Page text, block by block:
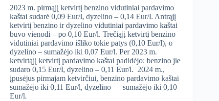
2023 m. pirmąjį ketvirtį benzino vidutiniai pardavimo
kaštai sudarė 0,09 Eur/l, dyzelino – 0,14 Eur/l. Antrąjį
ketvirtį benzino ir dyzelino vidutiniai pardavimo kaštai
buvo vienodi – po 0,10 Eur/l. Trečiąjį ketvirtį benzino
vidutiniai pardavimo išliko tokie patys (0,10 Eur/l), o
dyzelino – sumažėjo iki 0,07 Eur/l. Per 2023 m.
ketvirtąjį ketvirtį pardavimo kaštai padidėjo: benzino jie
sudaro 0,15 Eur/l, dyzelino – 0,11 Eur/l. 2024 m.,
įpusėjus pirmajam ketvirčiui, benzino pardavimo kaštai
sumažėjo iki 0,11 Eur/l, dyzelino – sumažėjo iki 0,10
Eur/l.